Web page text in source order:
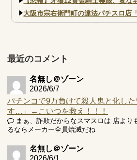
大阪市宗右衛門町の違法パチスロ店
プ報告あり！弱予告...
井の軽い絆？
Powered by livedoor 相互RSS
最近のコメント
名無し＠ゾーン
2026/6/7
パチンコで9万負けて殺人鬼と化し
す…」←こいつを救え！！！
まぁ、詐欺だからなスマスロは 店より
るならメーカー全員焼滅だね
名無し＠ゾーン
2026/6/1